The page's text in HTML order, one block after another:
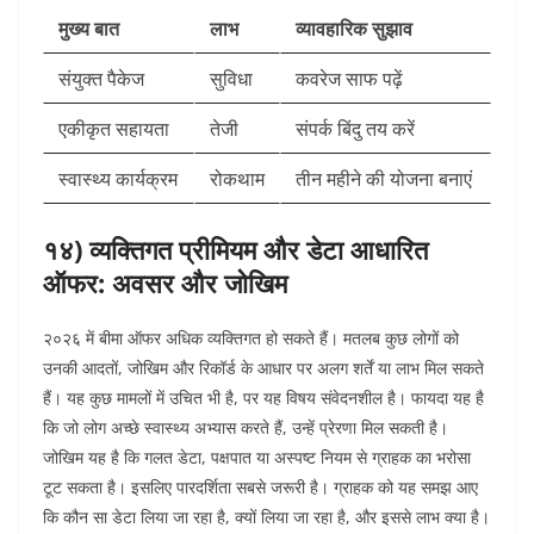
मुख्य बात लाभ
व्यावहारिक सुझाव
संयुक्त पैकेज
सुविधा
कवरेज साफ पढ़ें
एकीकृत सहायता
तेजी
संपर्क बिंदु तय करें
स्वास्थ्य कार्यक्रम
रोकथाम तीन महीने की योजना बनाएं
१४) व्यक्तिगत प्रीमियम और डेटा आधारित
ऑफर: अवसर और जोखिम
२०२६ में बीमा ऑफर अधिक व्यक्तिगत हो सकते हैं। मतलब कुछ लोगों को
उनकी आदतों, जोखिम और रिकॉर्ड के आधार पर अलग शर्तें या लाभ मिल सकते
हैं। यह कुछ मामलों में उचित भी है, पर यह विषय संवेदनशील है। फायदा यह है
कि जो लोग अच्छे स्वास्थ्य अभ्यास करते हैं, उन्हें प्रेरणा मिल सकती है।
जोखिम यह है कि गलत डेटा, पक्षपात या अस्पष्ट नियम से ग्राहक का भरोसा
टूट सकता है। इसलिए पारदर्शिता सबसे जरूरी है। ग्राहक को यह समझ आए
कि कौन सा डेटा लिया जा रहा है, क्यों लिया जा रहा है, और इससे लाभ क्या है।